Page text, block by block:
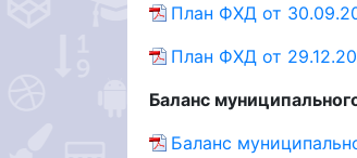
План ФХД от
План ФХД от
Баланс
Баланс